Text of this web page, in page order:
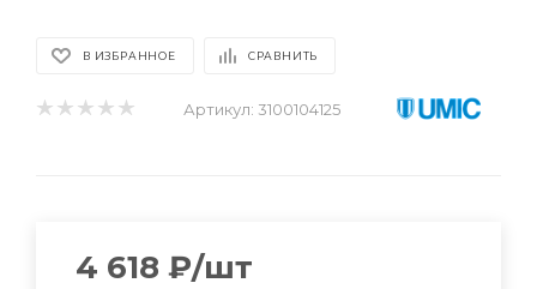
В ИЗБРАННОЕ СРАВНИТЬ
Артикул: 3100104125
4 618 ₽/шт